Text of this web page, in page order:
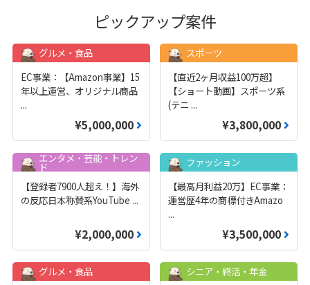
ピックアップ案件
グルメ・食品
EC事業：【Amazon事業】15
年以上運営、オリジナル商品
...
¥5,000,000
スポーツ
【直近2ヶ月収益100万超】
【ショート動画】スポーツ系
(テニ ...
¥3,800,000
エンタメ・芸能・トレン
ド
【登録者7900人超え！】海外
の反応日本称賛系YouTube ...
¥2,000,000
ファッション
【最高月利益20万】EC事業：
運営歴4年の商標付きAmazo
...
¥3,500,000
グルメ・食品
シニア・終活・年金